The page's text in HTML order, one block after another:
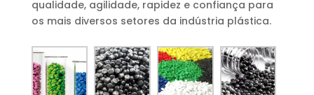
qualidade, agilidade, rapidez e confiança para
os mais diversos setores da indústria plástica.